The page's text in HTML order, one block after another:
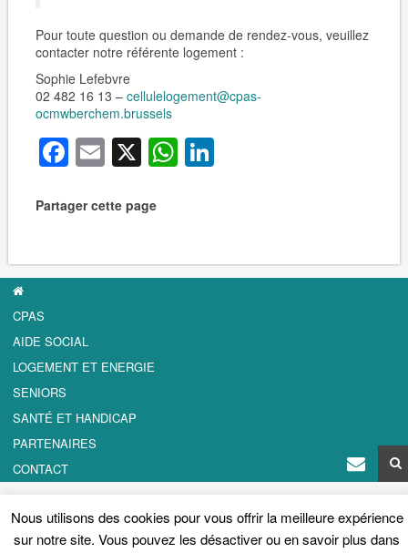
Pour toute question ou demande de rendez-vous, veuillez
contacter notre référente logement :
Sophie Lefebvre
02 482 16 13 – cellulelogement@cpas-
ocmwberchem.brussels
Facebook
Email
X WhatsApp
LinkedIn
Partager cette page
CPAS
AIDE SOCIAL
LOGEMENT ET ENERGIE
SENIORS
SANTÉ ET HANDICAP
PARTENAIRES
CONTACT
Légales - Cookies.
Nous utilisons des cookies pour vous offrir la meilleure expérience
sur notre site. Vous pouvez les désactiver ou en savoir plus dans